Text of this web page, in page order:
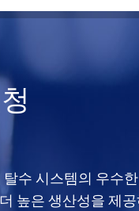
수 시스템의 우수
높은 생산성을 제